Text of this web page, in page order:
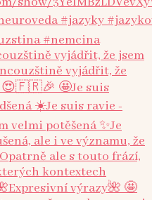
vyjádřit, že jsem